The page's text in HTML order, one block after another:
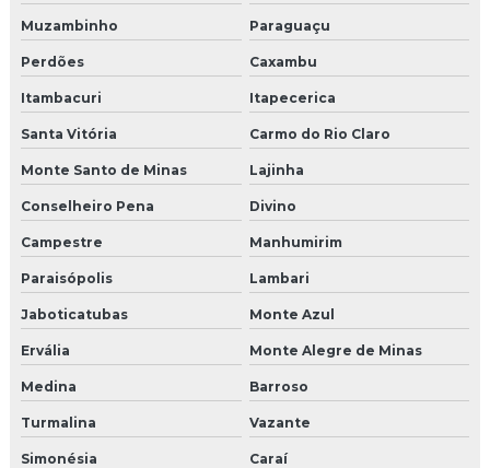
Muzambinho Paraguaçu
Perdões Caxambu
Itambacuri Itapecerica
Santa Vitória Carmo do Rio Claro
Monte Santo de Minas Lajinha
Conselheiro Pena Divino
Campestre Manhumirim
Paraisópolis Lambari
Jaboticatubas Monte Azul
Ervália Monte Alegre de Minas
Medina Barroso
Turmalina Vazante
Simonésia Caraí